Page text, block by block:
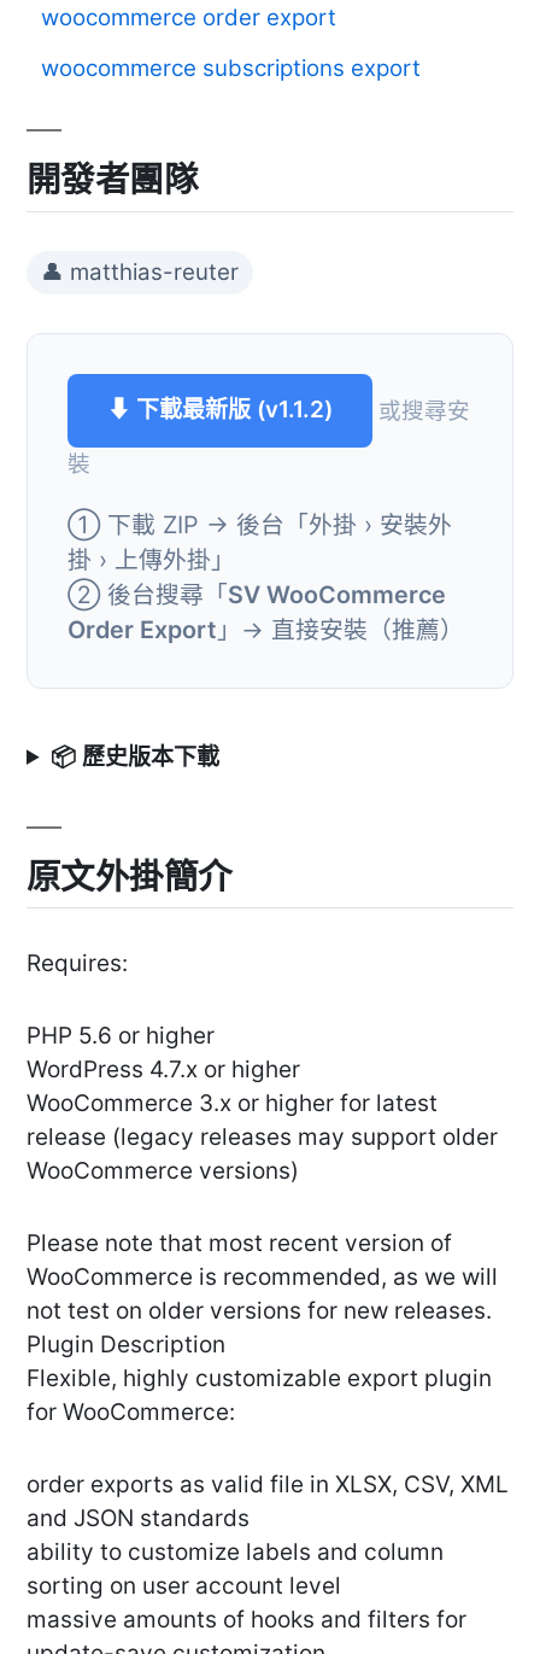
woocommerce order export
woocommerce subscriptions export
開發者團隊
👤 matthias-reuter
⬇ 下載最新版 (v1.1.2)
或搜尋安
裝
① 下載 ZIP → 後台「外掛 › 安裝外
掛 › 上傳外掛」
② 後台搜尋「SV WooCommerce
Order Export 」→ 直接安裝（推薦）
📦 歷史版本下載
原文外掛簡介
Requires:
PHP 5.6 or higher
WordPress 4.7.x or higher
WooCommerce 3.x or higher for latest
release (legacy releases may support older
WooCommerce versions)
Please note that most recent version of
WooCommerce is recommended, as we will
not test on older versions for new releases.
Plugin Description
Flexible, highly customizable export plugin
for WooCommerce:
order exports as valid file in XLSX, CSV, XML
and JSON standards
ability to customize labels and column
sorting on user account level
massive amounts of hooks and filters for